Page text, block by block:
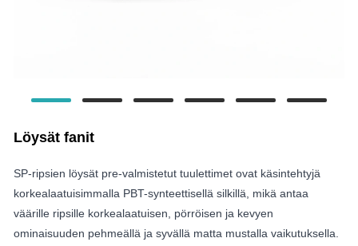
Löysät fanit
SP-ripsien löysät pre-valmistetut tuulettimet ovat käsintehtyjä
korkealaatuisimmalla PBT-synteettisellä silkillä, mikä antaa
väärille ripsille korkealaatuisen, pörröisen ja kevyen
ominaisuuden pehmeällä ja syvällä matta mustalla vaikutuksella.